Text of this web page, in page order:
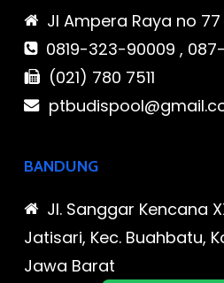
Jl Ampera Raya no 77
0819-323-90009 ,
(021) 780 7511
BANDUNG
Jl. Sanggar Kencana
Jatisari, Kec. Buahbatu,
Jawa Barat